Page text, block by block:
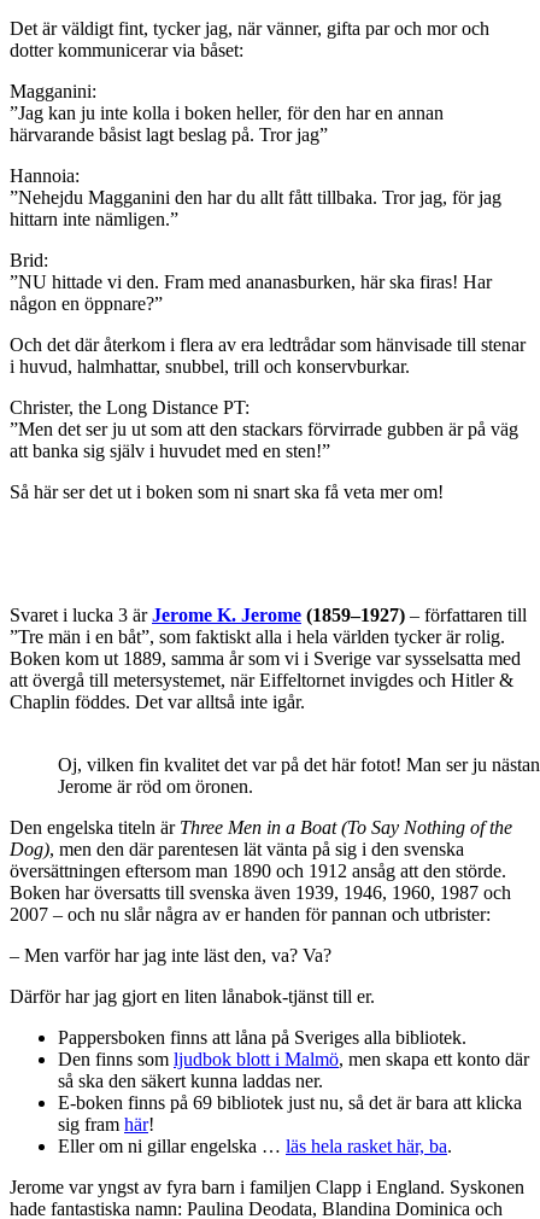
Det är väldigt fint, tycker jag, när vänner, gifta par och mor och
dotter kommunicerar via båset:
Magganini:
”Jag kan ju inte kolla i boken heller, för den har en annan
härvarande båsist lagt beslag på. Tror jag”
Hannoia:
”Nehejdu Magganini den har du allt fått tillbaka. Tror jag, för jag
hittarn inte nämligen.”
Brid:
”NU hittade vi den. Fram med ananasburken, här ska firas! Har
någon en öppnare?”
Och det där återkom i flera av era ledtrådar som hänvisade till stenar
i huvud, halmhattar, snubbel, trill och konservburkar.
Christer, the Long Distance PT:
”Men det ser ju ut som att den stackars förvirrade gubben är på väg
att banka sig själv i huvudet med en sten!”
Så här ser det ut i boken som ni snart ska få veta mer om!
Svaret i lucka 3 ärJerome K. Jerome (1859–1927) – författaren till
”Tre män i en båt”, som faktiskt alla i hela världen tycker är rolig.
Boken kom ut 1889, samma år som vi i Sverige var sysselsatta med
att övergå till metersystemet, när Eiffeltornet invigdes och Hitler &
Chaplin föddes. Det var alltså inte igår.
Oj, vilken fin kvalitet det var på det här fotot! Man ser ju
Jerome är röd om öronen.
Den engelska titeln är Three Men in a Boat (To Say Nothing of the
Dog), men den där parentesen lät vänta på sig i den svenska
översättningen eftersom man 1890 och 1912 ansåg att den störde.
Boken har översatts till svenska även 1939, 1946, 1960, 1987 och
2007 – och nu slår några av er handen för pannan och utbrister:
– Men varför har jag inte läst den, va? Va?
Därför har jag gjort en liten lånabok-tjänst till er.
Pappersboken finns att låna på Sveriges alla bibliotek.
Den finns som ljudbok blott i Malmö, men skapa ett konto där
så ska den säkert kunna laddas ner.
E-boken finns på 69 bibliotek just nu, så det är bara att klicka
sig fram här!
Eller om ni gillar engelska … läs hela rasket här, ba.
Jerome var yngst av fyra barn i familjen Clapp i England. Syskonen
hade fantastiska namn: Paulina Deodata, Blandina Dominica och